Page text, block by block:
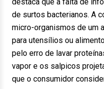
de surtos bacterianos. A
micro-organismos de um
para utensílios ou
pelo erro de lavar
vapor e os salpicos
que o consumidor